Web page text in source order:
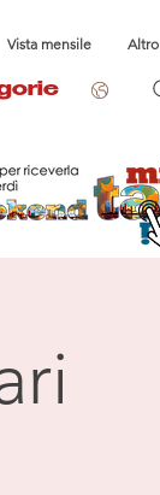
Vista mensile Altro